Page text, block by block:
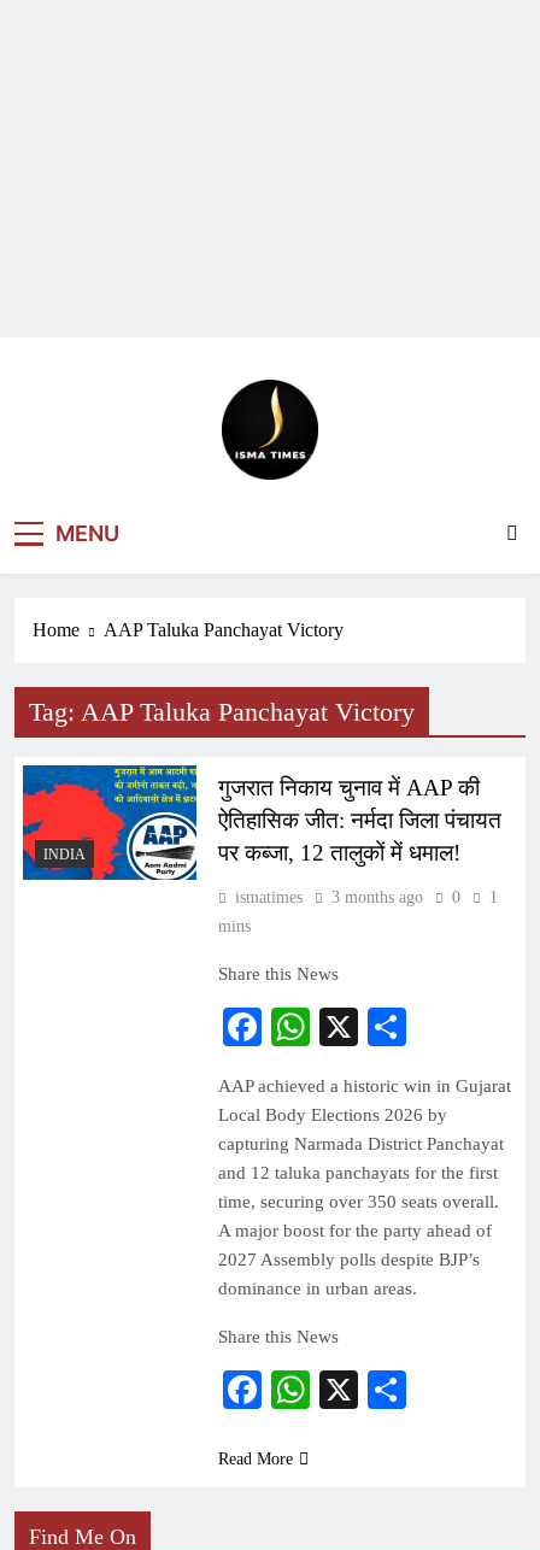
MENU
Home AAP Taluka Panchayat Victory
Tag: AAP Taluka Panchayat Victory
INDIA
गुजरात निकाय चुनाव में AAP की
ऐतिहासिक जीत: नर्मदा जिला पंचायत
पर कब्जा, 12 तालुकों में धमाल!
ismatimes 3 months ago 0
1
mins
Share this News
Facebook
WhatsApp
X
AAP achieved a historic win in Gujarat
Local Body Elections 2026 by
capturing Narmada District Panchayat
and 12 taluka panchayats for the first
time, securing over 350 seats overall.
A major boost for the party ahead of
2027 Assembly polls despite BJP’s
dominance in urban areas.
Share this News
Facebook
WhatsApp
X
Read More
Find Me On